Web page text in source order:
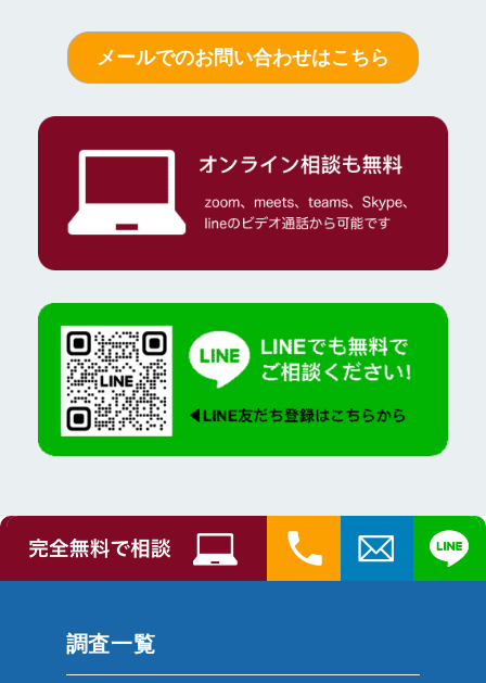
メールでのお問い合わせはこちら
調査一覧